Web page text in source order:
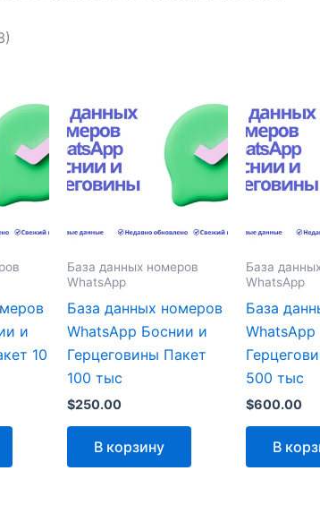
и
10
База данных номеров
WhatsApp
База данных номеров
WhatsApp Боснии и
Герцеговины Пакет
100 тыс
$250.00
В корзину
База
WhatsApp
База
500 тыс
$600.00
В